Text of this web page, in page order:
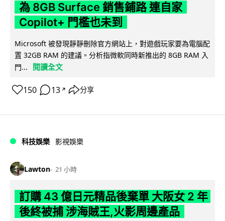
為 8GB Surface 銷售鋪路 連自家
Copilot+ 門檻也未到
Microsoft 被發現靜靜刪除官方網站上，對遊戲玩家要為電腦配
置 32GB RAM 的建議。分析指微軟同時新推出的 8GB RAM 入
門...
閱讀全文
150 13 ↗ 分享
科技娛樂 影視娛樂
Lawton 21 小時
訂購 43 億日元精品後棄單 大阪女 2 年
後終被捕 涉海賊王,火影周邊產品